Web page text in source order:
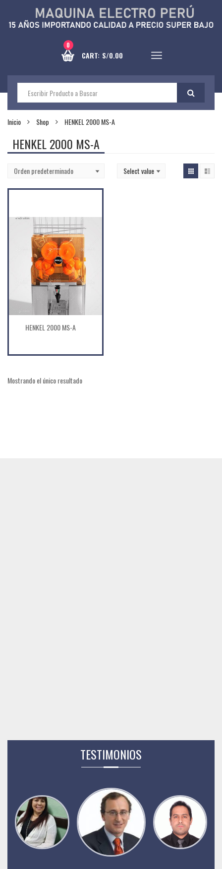
0
CART: S/0.00
Inicio Shop HENKEL 2000 MS-A
HENKEL 2000 MS-A
HENKEL 2000 MS-A
Mostrando el único resultado
TESTIMONIOS